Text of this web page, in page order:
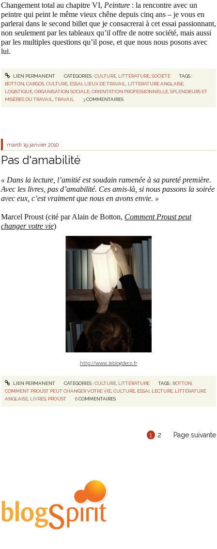
Changement total au chapitre VI, Peinture : la rencontre avec un
peintre qui peint le même vieux chêne depuis cinq ans – je vous en
parlerai dans le second billet que je consacrerai à cet essai passionnant,
non seulement par les tableaux qu’il offre de notre société, mais aussi
par les multiples questions qu’il pose, et que nous nous posons avec
lui.
LIEN PERMANENT CATÉGORIES :CULTURE, LITTÉRATURE, SOCIÉTÉ
TAGS :
BOTTON,CARGOS,CULTURE, ESSAI, LIEUX DE TRAVAIL, LITTÉRATURE ANGLAISE,
LOGISTIQUE,ORGANISATION SOCIALE,ORIENTATION PROFESSIONNELLE,SPLENDEURS ET
MISÈRES DU TRAVAIL,TRAVAIL 3 COMMENTAIRES
mardi 19 janvier 2010
Pas d'amabilité
« Dans la lecture, l’amitié est soudain ramenée à sa pureté première.
Avec les livres, pas d’amabilité. Ces amis-là, si nous passons la soirée
avec eux, c’est vraiment que nous en avons envie. »
Marcel Proust (cité par Alain de Botton, Comment Proust peut
changer votre vie)
http://www.leblogdeco.fr
LIEN PERMANENT CATÉGORIES :CULTURE, LITTÉRATURE TAGS : BOTTON
COMMENT PROUST PEUT CHANGER VOTRE VIE ,CULTURE ESSAI LECTURE LITTÉRATURE
ANGLAISE LIVRES PROUST 6 COMMENTAIRES
1 2 Page suivante